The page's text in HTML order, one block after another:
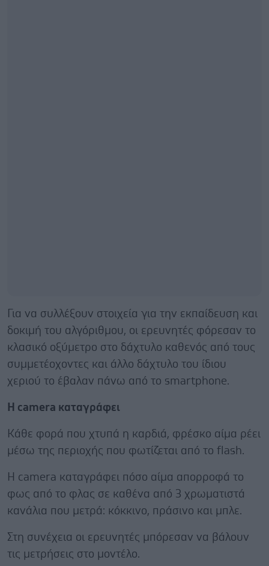
Για να συλλέξουν στοιχεία για την εκπαίδευση και
δοκιμή του αλγόριθμου, οι ερευνητές φόρεσαν το
κλασικό οξύμετρο στο δάχτυλο καθενός από τους
συμμετέοχοντες και άλλο δάχτυλο του ίδιου
χεριού το έβαλαν πάνω από το smartphone.
Η camera καταγράφει
Κάθε φορά που χτυπά η καρδιά, φρέσκο αίμα ρέει
μέσω της περιοχής που φωτίζεται από το flash.
Η camera καταγράφει πόσο αίμα απορροφά το
φως από το φλας σε καθένα από 3 χρωματιστά
κανάλια που μετρά: κόκκινο, πράσινο και μπλε.
Στη συνέχεια οι ερευνητές μπόρεσαν να βάλουν
τις μετρήσεις στο μοντέλο.